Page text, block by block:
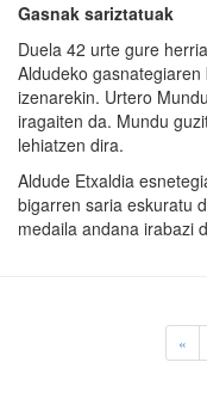
Gasnak sariztatuak
Duela 42 urte gure
Aldudeko
izenarekin. Urtero
iragaiten da. Mundu
lehiatzen dira.
Aldude Etxaldia
bigarren saria eskuratu
medaila andana irabazi
«